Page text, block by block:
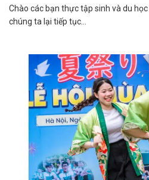
Chào các bạn thực tập sinh và du
chúng ta lại tiếp tục...